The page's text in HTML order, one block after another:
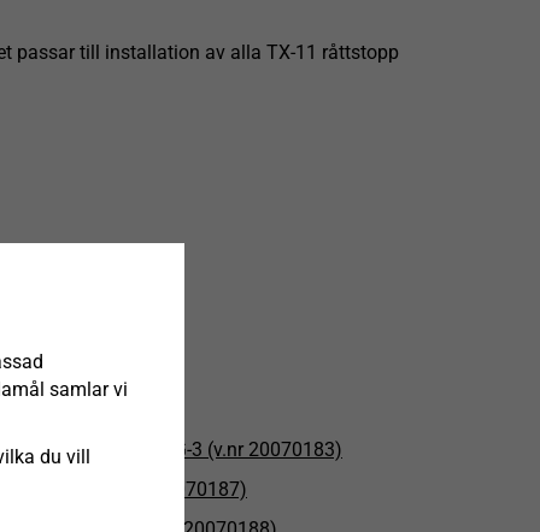
passar till installation av alla TX-11 råttstopp
WG-1/WG-2/WG-3 (v.nr 20070183)
(v.nr. 20070187)
samlar vi
du vill